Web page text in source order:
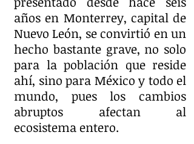
años en Monterrey, capital de
Nuevo León, se convirtió en un
hecho bastante grave, no solo
para la población que reside
ahí, sino para México y todo el
mundo, pues los cambios
abruptos afectan al
ecosistema entero.